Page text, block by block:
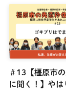
＃13【橿原市
に聞く！】やは